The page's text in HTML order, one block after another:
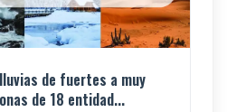
de fuertes a muy
de 18 entidad...